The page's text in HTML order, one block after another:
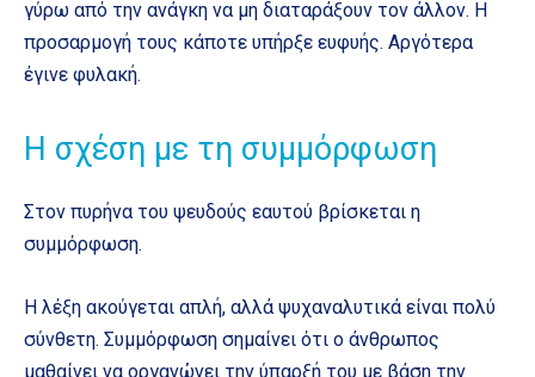
γύρω από την ανάγκη να μη διαταράξουν τον άλλον. Η
προσαρμογή τους κάποτε υπήρξε ευφυής. Αργότερα
έγινε φυλακή.
Η σχέση με τη συμμόρφωση
Στον πυρήνα του ψευδούς εαυτού βρίσκεται η
συμμόρφωση.
Η λέξη ακούγεται απλή, αλλά ψυχαναλυτικά είναι πολύ
σύνθετη. Συμμόρφωση σημαίνει ότι ο άνθρωπος
μαθαίνει να οργανώνει την ύπαρξή του με βάση την